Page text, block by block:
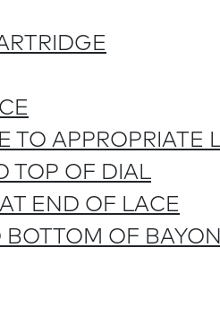
TO APPROPRIATE
TOP OF DIAL
END OF LACE
OF